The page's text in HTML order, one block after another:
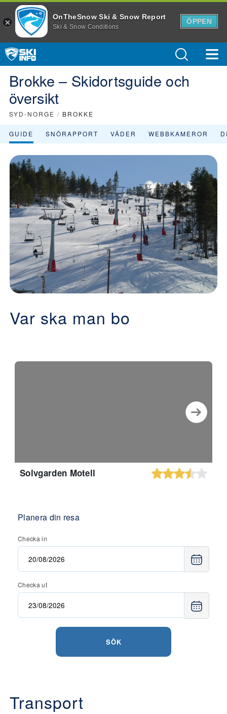
OnTheSnow Ski & Snow Report
Ski & Snow Conditions
ÖPPEN
Brokke – Skidortsguide och
översikt
SYD-NORGE / BROKKE
GUIDE SNÖRAPPORT VÄDER WEBBKAMEROR
Var ska man bo
Solvgarden Motell
Planera din resa
Checka in
Checka ut
SÖK
Transport